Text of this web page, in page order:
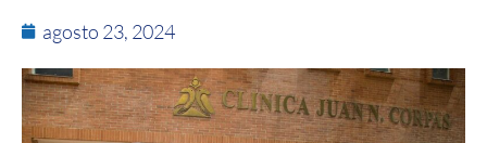
agosto 23, 2024